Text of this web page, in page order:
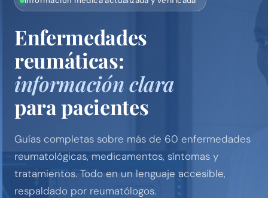
Enfermedades
reumáticas:
información clara
para pacientes
Guías completas sobre más de 60 enfermedades
reumatológicas, medicamentos, síntomas y
tratamientos. Todo en un lenguaje accesible,
respaldado por reumatólogos.